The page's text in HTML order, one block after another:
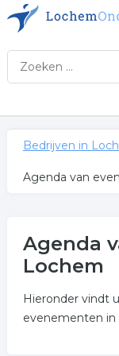
Bedrijven in
Agenda van
Agenda
Lochem
Hieronder vindt
evenementen in